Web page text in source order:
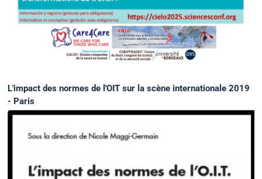
L'impact des normes de l'OIT sur la scène internationale 2019
- Paris